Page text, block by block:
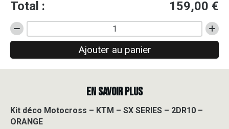
Total : 159,00 €
quantité
de
déco
Motocross
SX
SERIES
Ajouter au panier
EN SAVOIR PLUS
Kit déco Motocross – KTM – SX SERIES – 2DR10 –
ORANGE